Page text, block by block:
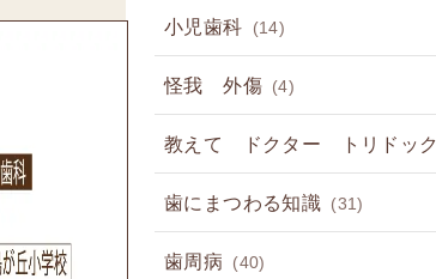
小児歯科 (14)
怪我 外傷 (4)
教えて ドクター トリドック
歯にまつわる知識 (31)
歯周病 (40)